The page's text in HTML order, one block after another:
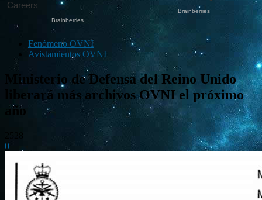
Fenómeno OVNI
Avistamientos OVNI
Ministerio de Defensa del Reino Unido
liberará más archivos OVNI el próximo
año
0